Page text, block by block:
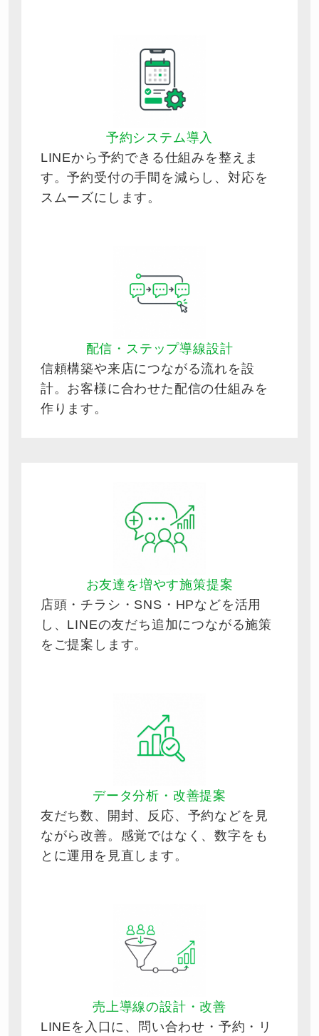
予約システム導入
LINEから予約できる仕組みを整えま
す。予約受付の手間を減らし、対応を
スムーズにします。
配信・ステップ導線設計
信頼構築や来店につながる流れを設
計。お客様に合わせた配信の仕組みを
作ります。
お友達を増やす施策提案
店頭・チラシ・SNS・HPなどを活用
し、LINEの友だち追加につながる施策
をご提案します。
データ分析・改善提案
友だち数、開封、反応、予約などを見
ながら改善。感覚ではなく、数字をも
とに運用を見直します。
売上導線の設計・改善
LINEを入口に、問い合わせ・予約・リ